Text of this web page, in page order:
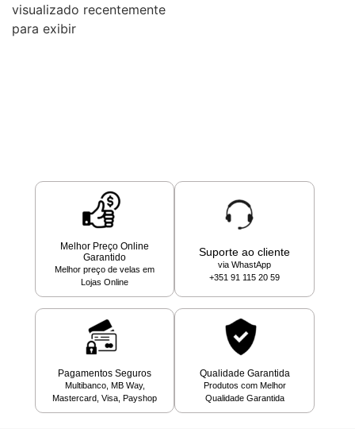
visualizado recentemente
para exibir
Melhor Preço Online
Garantido
Melhor preço de velas em
Lojas Online
Suporte ao cliente
via WhastApp
+351 91 115 20 59
Pagamentos Seguros
Multibanco, MB Way,
Mastercard, Visa, Payshop
Qualidade Garantida
Produtos com Melhor
Qualidade Garantida